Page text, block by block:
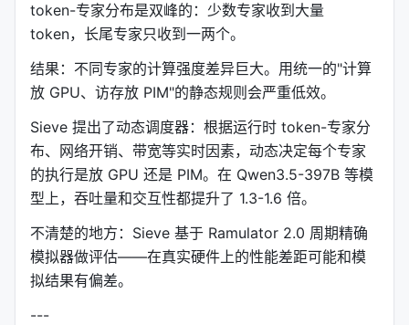
token-专家分布是双峰的：少数专家收到大量
token，长尾专家只收到一两个。
结果：不同专家的计算强度差异巨大。用统一的"计算
放 GPU、访存放 PIM"的静态规则会严重低效。
Sieve 提出了动态调度器：根据运行时 token-专家分
布、网络开销、带宽等实时因素，动态决定每个专家
的执行是放 GPU 还是 PIM。在 Qwen3.5-397B 等模
型上，吞吐量和交互性都提升了 1.3-1.6 倍。
不清楚的地方：Sieve 基于 Ramulator 2.0 周期精确
模拟器做评估——在真实硬件上的性能差距可能和模
拟结果有偏差。
---